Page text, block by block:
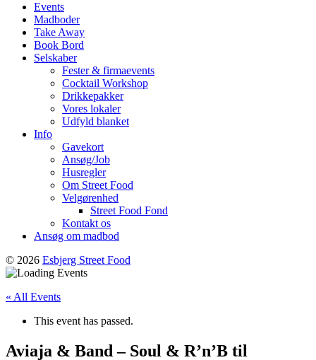
Events
Madboder
Take Away
Book Bord
Selskaber
Fester & firmaevents
Cocktail Workshop
Drikkepakker
Vores lokaler
Udfyld blanket
Info
Gavekort
Ansøg/Job
Husregler
Om Street Food
Velgørenhed
Street Food Fond
Kontakt os
Ansøg om madbod
© 2026 Esbjerg Street Food
« All Events
This event has passed.
Aviaja & Band – Soul & R’n’B til